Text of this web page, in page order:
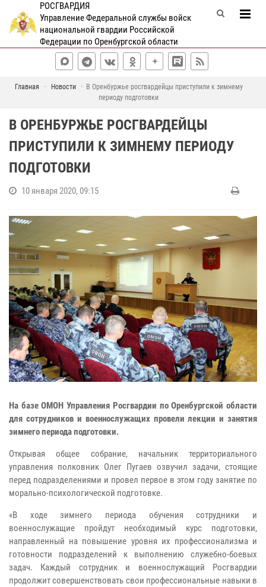
РОСГВАРДИЯ
Управление Федеральной службы войск
национальной гвардии Российской
Федерации по Оренбургской области
Главная Новости
В Оренбуржье росгвардейцы приступили к зимнему
периоду подготовки
В ОРЕНБУРЖЬЕ РОСГВАРДЕЙЦЫ
ПРИСТУПИЛИ К ЗИМНЕМУ ПЕРИОДУ
ПОДГОТОВКИ
10 января 2020, 09:15
На базе ОМОН Управления Росгвардии по Оренбургской области
для сотрудников и военнослужащих провели лекции и занятия
зимнего периода подготовки.
Открывая общее собрание, начальник территориального
управления полковник Олег Пугаев озвучил задачи, стоящие
перед подразделениями и провел первое в этом году занятие по
морально-психологической подготовке.
«В ходе зимнего периода обучения сотрудники и
военнослужащие пройдут необходимый курс подготовки,
направленный на повышение уровня их профессионализма и
готовности подразделений к выполнению служебно-боевых
задач. Каждый сотрудник и военнослужащий Росгвардии
продолжит совершенствовать свои профессиональные навыки в